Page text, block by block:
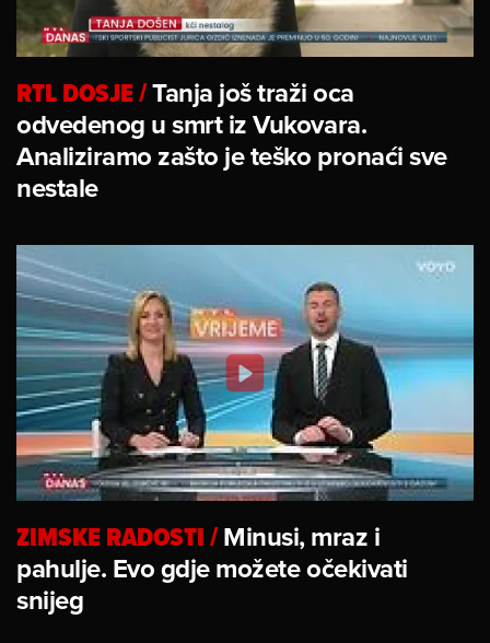
RTL DOSJE/Tanja još traži oca
odvedenog u smrt iz Vukovara.
Analiziramo zašto je teško pronaći sve
nestale
ZIMSKE RADOSTI/Minusi, mraz i
pahulje. Evo gdje možete očekivati
snijeg